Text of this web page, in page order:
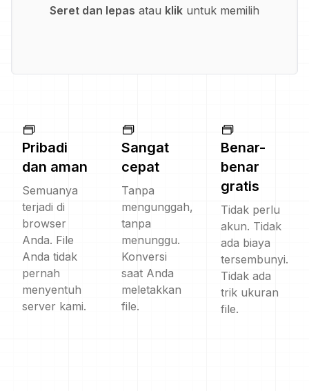
Seret dan lepas atau klik untuk memilih
Pribadi
dan aman
Semuanya
terjadi di
browser
Anda. File
Anda tidak
pernah
menyentuh
server kami.
Sangat
cepat
Tanpa
mengunggah,
tanpa
menunggu.
Konversi
saat Anda
meletakkan
file.
Benar-
benar
gratis
Tidak perlu
akun. Tidak
ada biaya
tersembunyi.
Tidak ada
trik ukuran
file.